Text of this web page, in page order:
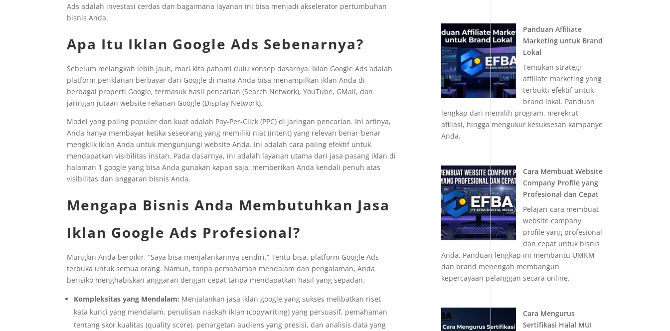
Ads adalah investasi cerdas dan bagaimana layanan ini bisa menjadi akselerator pertumbuhan
bisnis Anda.
Apa Itu Iklan Google Ads Sebenarnya?
Sebelum melangkah lebih jauh, mari kita pahami dulu konsep dasarnya. Iklan Google Ads adalah
platform periklanan berbayar dari Google di mana Anda bisa menampilkan iklan Anda di
berbagai properti Google, termasuk hasil pencarian (Search Network), YouTube, GMail, dan
jaringan jutaan website rekanan Google (Display Network).
Model yang paling populer dan kuat adalah Pay-Per-Click (PPC) di jaringan pencarian. Ini artinya,
Anda hanya membayar ketika seseorang yang memiliki niat (intent) yang relevan benar-benar
mengklik iklan Anda untuk mengunjungi website Anda. Ini adalah cara paling efektif untuk
mendapatkan visibilitas instan. Pada dasarnya, ini adalah layanan utama dari jasa pasang iklan di
halaman 1 google yang bisa Anda gunakan kapan saja, memberikan Anda kendali penuh atas
visibilitas dan anggaran bisnis Anda.
Mengapa Bisnis Anda Membutuhkan Jasa
Iklan Google Ads Profesional?
Mungkin Anda berpikir, “Saya bisa menjalankannya sendiri.” Tentu bisa, platform Google Ads
terbuka untuk semua orang. Namun, tanpa pemahaman mendalam dan pengalaman, Anda
berisiko menghabiskan anggaran dengan cepat tanpa mendapatkan hasil yang sepadan.
Kompleksitas yang Mendalam: Menjalankan jasa iklan google yang sukses melibatkan riset
kata kunci yang mendalam, penulisan naskah iklan (copywriting) yang persuasif, pemahaman
tentang skor kualitas (quality score), penargetan audiens yang presisi, dan analisis data yang
Panduan Affiliate
Marketing untuk Brand
Lokal
Temukan strategi
affiliate marketing yang
terbukti efektif untuk
brand lokal. Panduan
lengkap dari memilih program, merekrut
afiliasi, hingga mengukur kesuksesan kampanye
Anda.
Cara Membuat Website
Company Profile yang
Profesional dan Cepat
Pelajari cara membuat
website company
profile yang profesional
dan cepat untuk bisnis
Anda. Panduan lengkap ini membantu UMKM
dan brand menengah membangun
kepercayaan pelanggan secara online.
Cara Mengurus
Sertifikasi Halal MUI